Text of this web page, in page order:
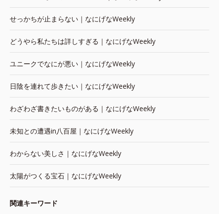
せっかちが止まらない｜なにげなWeekly
どうやら私たちは詳しすぎる｜なにげなWeekly
ユニークでなにが悪い｜なにげなWeekly
日陰を連れて歩きたい｜なにげなWeekly
わざわざ書きたいものがある｜なにげなWeekly
未知との遭遇in八百屋｜なにげなWeekly
わからない美しさ｜なにげなWeekly
太陽がつくる宝石｜なにげなWeekly
関連キーワード